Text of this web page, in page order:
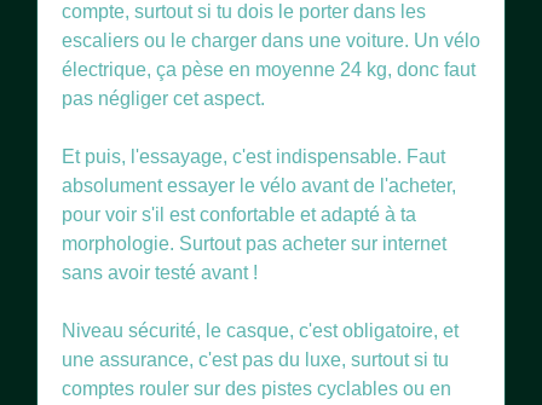
compte, surtout si tu dois le porter dans les
escaliers ou le charger dans une voiture. Un vélo
électrique, ça pèse en moyenne 24 kg, donc faut
pas négliger cet aspect.
Et puis, l'essayage, c'est indispensable. Faut
absolument essayer le vélo avant de l'acheter,
pour voir s'il est confortable et adapté à ta
morphologie. Surtout pas acheter sur internet
sans avoir testé avant !
Niveau sécurité, le casque, c'est obligatoire, et
une assurance, c'est pas du luxe, surtout si tu
comptes rouler sur des pistes cyclables ou en